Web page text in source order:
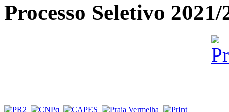
Processo Seletivo 2021/